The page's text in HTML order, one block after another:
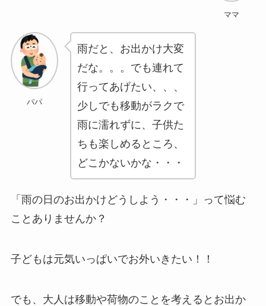
ママ
パパ
雨だと、お出かけ大変
だな。。。でも連れて
行ってあげたい、、、
少しでも移動がラクで
雨に濡れずに、子供た
ちも楽しめるところ、
どこかないかな・・・
「雨の日のお出かけどうしよう・・・」って悩む
ことありませんか？
子どもは元気いっぱいでお外いきたい！！
でも、大人は移動や荷物のことを考えるとお出か